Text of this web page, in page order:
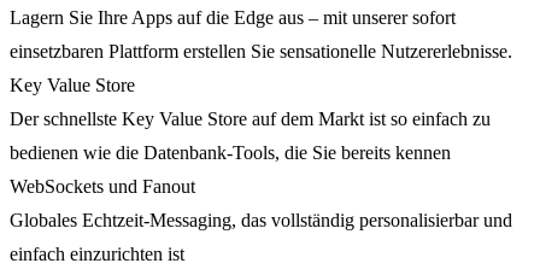
Lagern Sie Ihre Apps auf die Edge aus – mit unserer sofort
einsetzbaren Plattform erstellen Sie sensationelle Nutzererlebnisse.
Key Value Store
Der schnellste Key Value Store auf dem Markt ist so einfach zu
bedienen wie die Datenbank-Tools, die Sie bereits kennen
WebSockets und Fanout
Globales Echtzeit-Messaging, das vollständig personalisierbar und
einfach einzurichten ist